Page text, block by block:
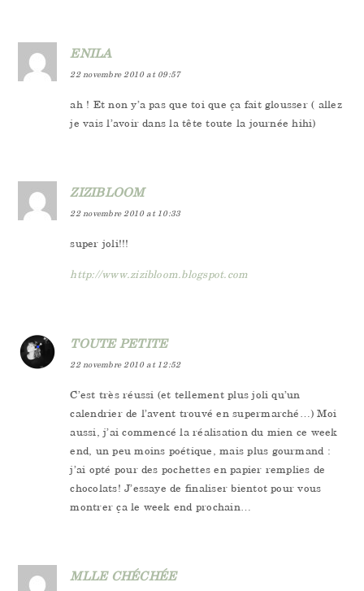
ENILA
22 novembre 2010 at 09:57
ah ! Et non y’a pas que toi que ça fait glousser ( allez
je vais l’avoir dans la tête toute la journée hihi)
ZIZIBLOOM
22 novembre 2010 at 10:33
super joli!!!
http://www.zizibloom.blogspot.com
TOUTE PETITE
22 novembre 2010 at 12:52
C’est très réussi (et tellement plus joli qu’un
calendrier de l’avent trouvé en supermarché…) Moi
aussi, j’ai commencé la réalisation du mien ce week
end, un peu moins poétique, mais plus gourmand :
j’ai opté pour des pochettes en papier remplies de
chocolats! J’essaye de finaliser bientot pour vous
montrer ça le week end prochain…
MLLE CHÉCHÉE